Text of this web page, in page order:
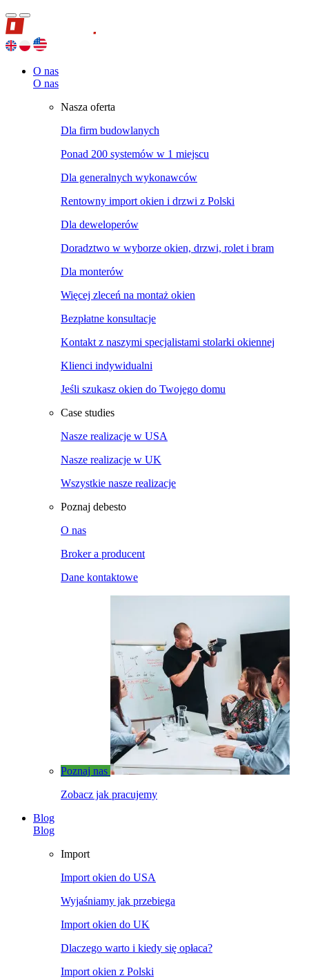
O nas
O nas
Nasza oferta
Dla firm budowlanych
Ponad 200 systemów w 1 miejscu
Dla generalnych wykonawców
Rentowny import okien i drzwi z Polski
Dla deweloperów
Doradztwo w wyborze okien, drzwi, rolet i bram
Dla monterów
Więcej zleceń na montaż okien
Bezpłatne konsultacje
Kontakt z naszymi specjalistami stolarki okiennej
Klienci indywidualni
Jeśli szukasz okien do Twojego domu
Case studies
Nasze realizacje w USA
Nasze realizacje w UK
Wszystkie nasze realizacje
Poznaj debesto
O nas
Broker a producent
Dane kontaktowe
Poznaj nas
Zobacz jak pracujemy
Blog
Blog
Import
Import okien do USA
Wyjaśniamy jak przebiega
Import okien do UK
Dlaczego warto i kiedy się opłaca?
Import okien z Polski